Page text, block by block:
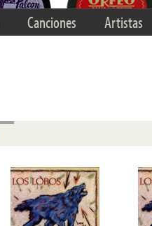
Canciones Artistas